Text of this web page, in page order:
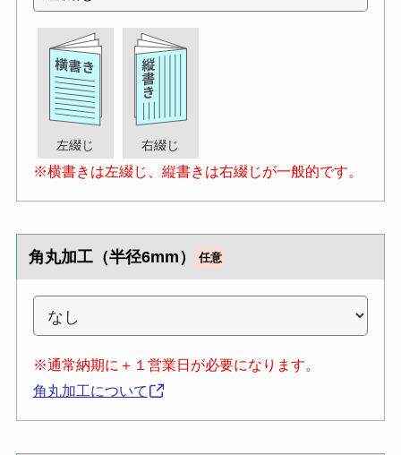
左綴じ 右綴じ
※横書きは左綴じ、縦書きは右綴じが一般的です。
角丸加工（半径6mm） 任意
※通常納期に＋１営業日が必要になります。
角丸加工について